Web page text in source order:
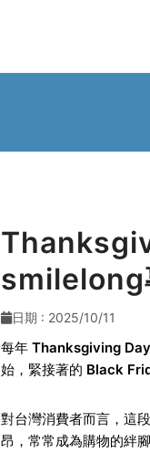
smilelong
日期 : 2025/10/11
每年 Thanksgiving Day
始，緊接著的 Black
對台灣消費者而言，這
昂，常常成為購物的絆